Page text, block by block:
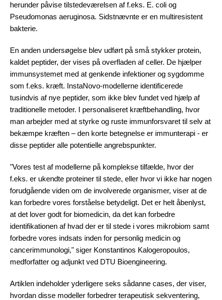
herunder påvise tilstedeværelsen af f.eks. E. coli og
Pseudomonas aeruginosa. Sidstnævnte er en multiresistent
bakterie.
En anden undersøgelse blev udført på små stykker protein,
kaldet peptider, der vises på overfladen af celler. De hjælper
immunsystemet med at genkende infektioner og sygdomme
som f.eks. kræft. InstaNovo-modellerne identificerede
tusindvis af nye peptider, som ikke blev fundet ved hjælp af
traditionelle metoder. I personaliseret kræftbehandling, hvor
man arbejder med at styrke og ruste immunforsvaret til selv at
bekæmpe kræften – den korte betegnelse er immunterapi - er
disse peptider alle potentielle angrebspunkter.
"Vores test af modellerne på komplekse tilfælde, hvor der
f.eks. er ukendte proteiner til stede, eller hvor vi ikke har nogen
forudgående viden om de involverede organismer, viser at de
kan forbedre vores forståelse betydeligt. Det er helt åbenlyst,
at det lover godt for biomedicin, da det kan forbedre
identifikationen af hvad der er til stede i vores mikrobiom samt
forbedre vores indsats inden for personlig medicin og
cancerimmunologi," siger Konstantinos Kalogeropoulos,
medforfatter og adjunkt ved DTU Bioengineering.
Artiklen indeholder yderligere seks sådanne cases, der viser,
hvordan disse modeller forbedrer terapeutisk sekventering,